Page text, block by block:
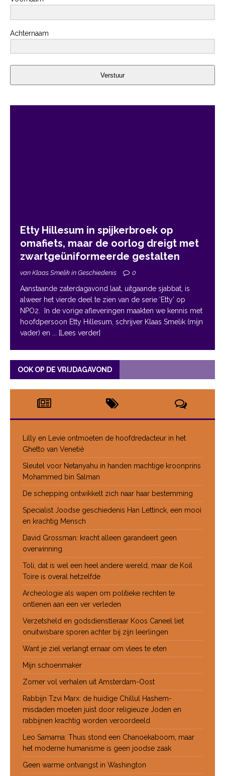
Achternaam
Verstuur
Etty Hillesum in spijkerbroek op
omafiets, maar de oorlog dreigt met
zwartgeüniformeerde gestalten
van Klaas Smelik in Geschiedenis 0
Aanstaande zaterdagavond laat, uitgaande sjabbat, is
alweer het vierde deel te zien van de serie ‘Etty’ op
NPO2. In de vorige afleveringen maakten we kennis met
hoofdpersoon Etty Hillesum, schrijver Klaas Smelik (mijn
vader) en ... [Lees verder]
OOK OP DE VRIJDAGAVOND
Lilly en Levie ontmoeten de hoofdredacteur in het
Ghetto van Venetië
Sleutel voor Netanyahu in handen machtige kroonprins
Mohammed bin Salman
De schepping ontwikkelt zich naar haar bestemming
Specialist Joodse geschiedenis Han Lettinck, een mooi
en krachtig Mensch
David Grossman: kracht alleen garandeert geen
overwinning
Toli, dat is wel een heel andere wereld, maar de Koil
Toire is overal hetzelfde
Archeologie als wapen om politieke rechten te
ontlenen aan een ver verleden
Verzetsheld en godsdienstleraar Koos Caneel liet
onuitwisbare sporen achter bij zijn leerlingen
Want je ziel verlangt ernaar om vlees te eten
Mijn schoenmaker
Zomer vol verhalen uit Amsterdam-Oost
Rabbijn Tzvi Marx: de huidige Chillul Hashem-
misdaden moeten juist door religieuze Joden en
rabbijnen krachtig worden veroordeeld
Leo Samama: Thuis stond een Chanoekaboom, maar
het moderne humanisme is geen joodse zaak
Geen warme ontvangst in Washington